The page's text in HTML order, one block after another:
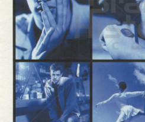
BAUSPARKASSE
Bausparkasse